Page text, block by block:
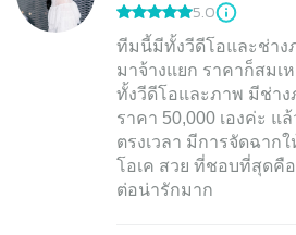
5.0
ทีมนี้มีทั้งวีดีโอและช่าง
มาจ้างแยก ราคาก็สมเ
ทั้งวีดีโอและภาพ มีช่า
ราคา 50,000 เองค่ะ แ
ตรงเวลา มีการจัดฉาก
โอเค สวย ที่ชอบที่สุดคื
ต่อน่ารักมาก